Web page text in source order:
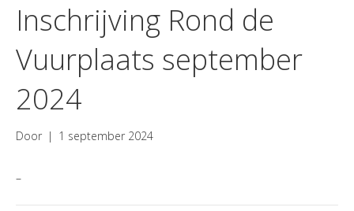
Inschrijving Rond de
Vuurplaats september
2024
Door | 1 september 2024
–